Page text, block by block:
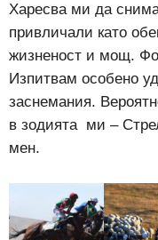
Харесва ми да
привличали като
жизненост и мощ.
Изпитвам особено
заснемания.
в зодията ми –
мен.